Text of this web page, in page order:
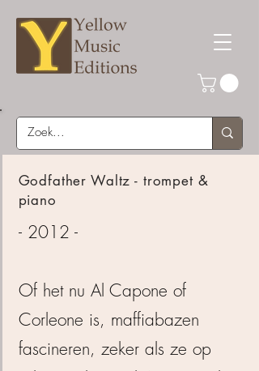
Godfather Waltz - trompet &
piano
- 2012 -
Of het nu Al Capone of
Corleone is, maffiabazen
fascineren, zeker als ze op